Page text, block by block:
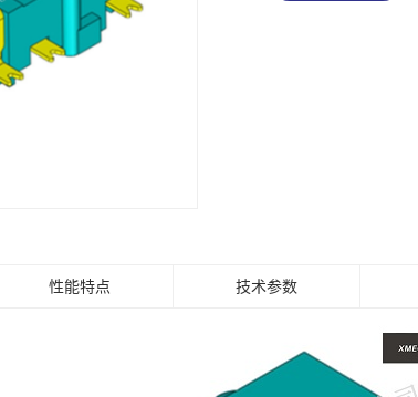
性能特点 技术参数